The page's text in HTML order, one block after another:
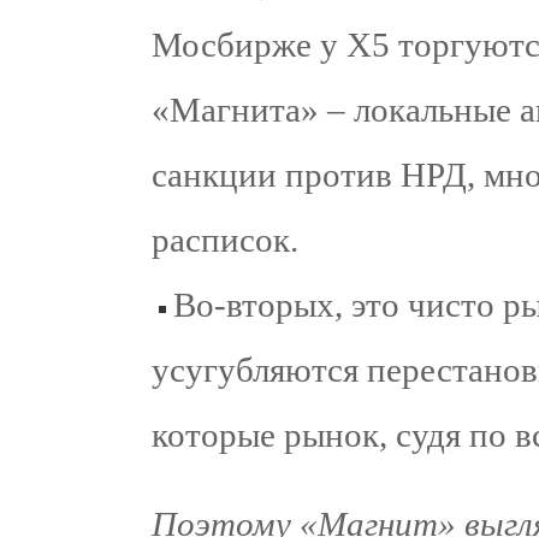
Мосбирже у Х5
«Магнита» – локальные
санкции против НРД,
расписок.
Во-вторых, это чисто
усугубляются
которые рынок, судя по
Поэтому «Магнит»